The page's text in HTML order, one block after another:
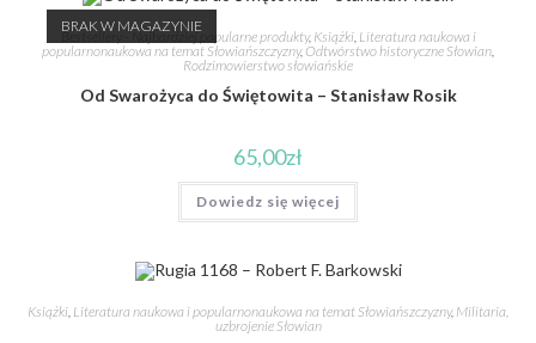
BRAK W MAGAZYNIE
Bestsellery - Najbardziej popularne produkty, Książki, Literatura naukowa i
popularnonaukowa na temat Słowiańszczyzny, Odtwórstwo historyczne Słowian
Rodzimowierstwo słowiańskie
Od Swarożyca do Świętowita – Stanisław Rosik
65,00zł
Dowiedz się więcej
Książki Literatura naukowa i popularnonaukowa na temat Słowiańszczyzny, Militaria,
uzbrojenie Słowian